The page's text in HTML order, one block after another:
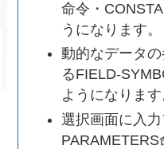
命令・
うになります。
動的なデータ
るFIELD-
ようになります
選択画面に入